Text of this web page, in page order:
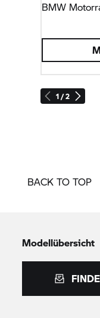
1 / 2
BMW
BACK TO TOP
Modellübersicht